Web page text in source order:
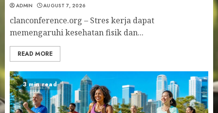
ADMIN AUGUST 7, 2026
clanconference.org – Stres kerja dapat
memengaruhi kesehatan fisik dan...
READ MORE
3 min read